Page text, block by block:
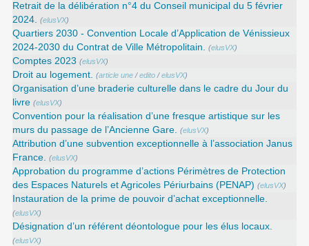
Retrait de la délibération n°4 du Conseil municipal du 5 février
2024. (elusVX)
Quartiers 2030 - Convention Locale d’Application de Vénissieux
2024-2030 du Contrat de Ville Métropolitain. (elusVX)
Comptes 2023 (elusVX)
Droit au logement. (article une /edito /elusVX)
Organisation d’une braderie culturelle dans le cadre du Jour du
livre (elusVX)
Convention pour la réalisation d’une fresque artistique sur les
murs du passage de l’Ancienne Gare. (elusVX)
Attribution d’une subvention exceptionnelle à l’association Janus
France. (elusVX)
Approbation du programme d’actions Périmètres de Protection
des Espaces Naturels et Agricoles Périurbains (PENAP) (elusVX)
Instauration de la prime de pouvoir d’achat exceptionnelle.
(elusVX)
Désignation d’un référent déontologue pour les élus locaux.
(elusVX)